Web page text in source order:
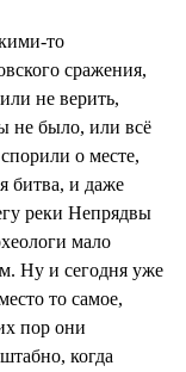
то
сражения,
не верить,
не было, или всё
о месте,
битва, и даже
реки Непрядвы
мало
Ну и сегодня уже
то самое,
пор они
когда